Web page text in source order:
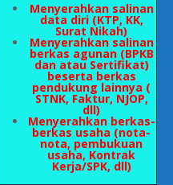
Menyerahkan salinan
data diri (KTP, KK,
Surat Nikah)
Menyerahkan salinan
berkas agunan (BPKB
dan atau Sertifikat)
beserta berkas
pendukung lainnya (
STNK, Faktur, NJOP,
dll)
Menyerahkan berkas-
berkas usaha (nota-
nota, pembukuan
usaha, Kontrak
Kerja/SPK, dll)